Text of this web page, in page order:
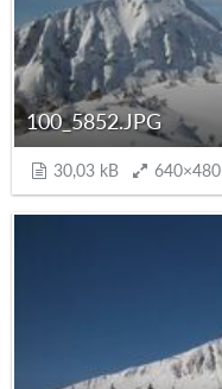
100_5852.JPG
30,03 kB 640×480